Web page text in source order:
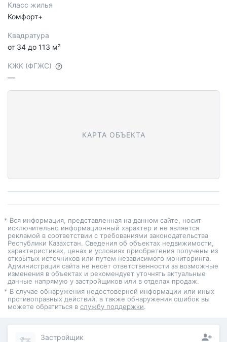
Класс жилья
Комфорт+
Квадратура
от 34 до 113 м²
КЖК (ФГЖС)
—
КАРТА ОБЪЕКТА
* Вся информация, представленная на данном сайте, носит
исключительно информационный характер и не является
рекламой в соответствии с требованиями законодательства
Республики Казахстан. Сведения об объектах недвижимости,
характеристиках, ценах и условиях приобретения получены из
открытых источников или путем независимого мониторинга.
Администрация сайта не несет ответственности за возможные
изменения в объектах и рекомендует уточнять актуальные
данные напрямую у застройщиков или в отделах продаж.
* В случае обнаружения недостоверной информации или иных
противоправных действий, а также обнаружения ошибок вы
можете обратиться в службу поддержки.
Застройщик